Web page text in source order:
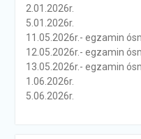
2.01.2026r.
5.01.2026r.
11.05.2026r.- egzamin
12.05.2026r.- egzamin
13.05.2026r.- egzamin
1.06.2026r.
5.06.2026r.